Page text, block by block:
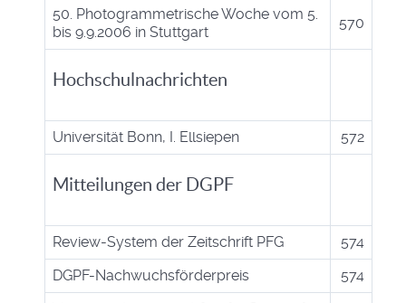
50. Photogrammetrische Woche vom 5.
bis 9.9.2006 in Stuttgart
570
Hochschulnachrichten
Universität Bonn, I. Ellsiepen 572
Mitteilungen der DGPF
Review-System der Zeitschrift PFG
574
DGPF-Nachwuchsförderpreis
574